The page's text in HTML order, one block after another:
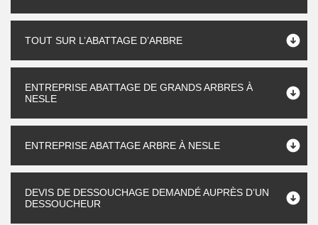
TOUT SUR L’ABATTAGE D’ARBRE
ENTREPRISE ABATTAGE DE GRANDS ARBRES À
NESLE
ENTREPRISE ABATTAGE ARBRE À NESLE
DEVIS DE DESSOUCHAGE DEMANDÉ AUPRÈS D’UN
DESSOUCHEUR